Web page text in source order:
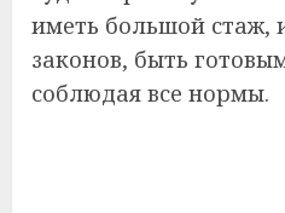
иметь большой стаж,
законов, быть
соблюдая все нормы.